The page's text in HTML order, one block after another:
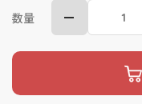
数量